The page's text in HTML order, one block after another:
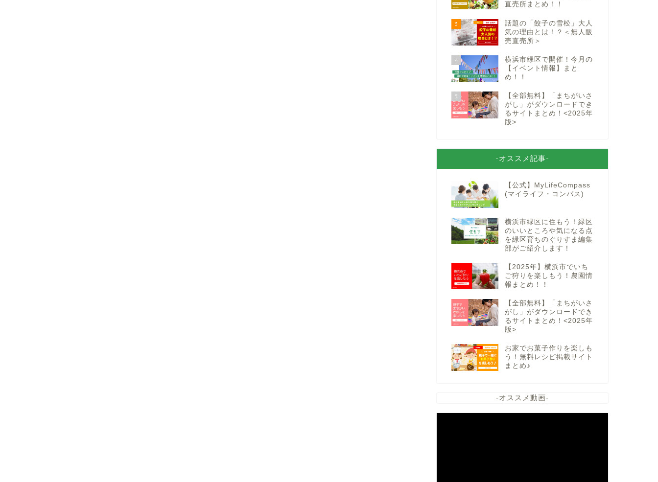
直売所まとめ！！
3
話題の「餃子の雪松」大人
気の理由とは！？＜無人販
売直売所＞
4
横浜市緑区で開催！今月の
【イベント情報】まと
め！！
5
【全部無料】「まちがいさ
がし」がダウンロードでき
るサイトまとめ！<2025年
版>
-オススメ記事-
【公式】MyLifeCompass
(マイライフ・コンパス)
横浜市緑区に住もう！緑区
のいいところや気になる点
を緑区育ちのぐりすま編集
部がご紹介します！
【2025年】横浜市でいち
ご狩りを楽しもう！農園情
報まとめ！！
【全部無料】「まちがいさ
がし」がダウンロードでき
るサイトまとめ！<2025年
版>
お家でお菓子作りを楽しも
う！無料レシピ掲載サイト
まとめ♪
-オススメ動画-